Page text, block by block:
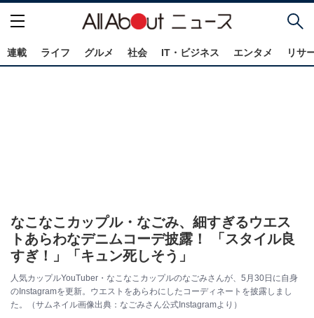
連載 ライフ グルメ 社会 IT・ビジネス エンタメ リサ
なこなこカップル・なごみ、細すぎるウエス
トあらわなデニムコーデ披露！ 「スタイル良
すぎ！」「キュン死しそう」
人気カップルYouTuber・なこなこカップルのなごみさんが、5月30日に自身
のInstagramを更新。ウエストをあらわにしたコーディネートを披露しまし
た。（サムネイル画像出典：なごみさん公式Instagramより）